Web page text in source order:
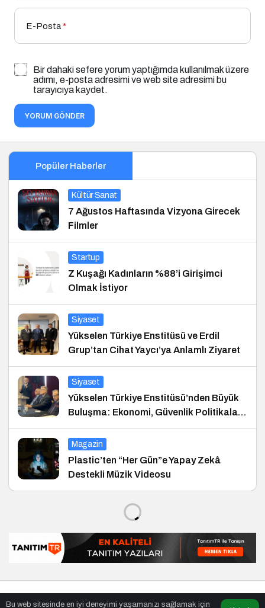
E-Posta*
Bir dahaki sefere yorum yaptığımda kullanılmak üzere
adımı, e-posta adresimi ve web site adresimi bu
tarayıcıya kaydet.
YORUM GÖNDER
Popüler Haberler
Kültür Sanat
7 Ağustos Haftasında Vizyona Girecek
Filmler
Startup
Z Kuşağı Kadınların %88’i Girişimci
Olmak İstiyor
Siyaset
Yükselen Türkiye Enstitüsü ve Erdil
Grup’tan Cihat Yaycı’ya Anlamlı Ziyaret
Siyaset
Yükselen Türkiye Enstitüsü’nden Büyük
Buluşma: Ekonomi, Güvenlik Politikaları
ve Hukuk Konferansı
Magazin
Plastic’ten “Her Gün”e Yapay Zekâ
Destekli Müzik Videosu
Tiroid Hastalıklarında Beslenme
Tiroid Hastalıklarında
Beslenme
News Noggintarafından yayınlandı
Bu web sitesinde en iyi deneyimi yaşamanızı sağlamak için